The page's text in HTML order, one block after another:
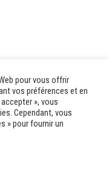
pour vous offrir
vos préférences et en
», vous
Cependant, vous
» pour fournir un